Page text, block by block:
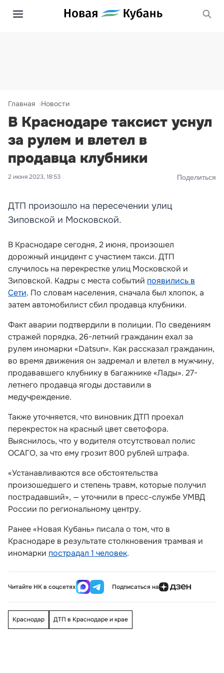
Главная Новости
В Краснодаре таксист уснул
за рулем и влетел в
продавца клубники
2 июня 2023, 18:53 Поделиться
ДТП произошло на пересечении улиц
Зиповской и Московской.
В Краснодаре сегодня, 2 июня, произошел
дорожный инцидент с участием такси. ДТП
случилось на перекрестке улиц Московской и
Зиповской. Кадры с места событий появились в
Сети. По словам населения, сначала был хлопок, а
затем автомобилист сбил продавца клубники.
Факт аварии подтвердили в полиции. По сведениям
стражей порядка, 26-летний гражданин ехал за
рулем иномарки «Datsun». Как рассказал гражданин,
во время движения он задремал и влетел в мужчину,
продававшего клубнику в багажнике «Лады». 27-
летнего продавца ягоды доставили в
медучреждение.
Также уточняется, что виновник ДТП проехал
перекресток на красный цвет светофора.
Выяснилось, что у водителя отсутствовал полис
ОСАГО, за что ему грозит 800 рублей штрафа.
«Устанавливаются все обстоятельства
произошедшего и степень травм, которые получил
пострадавший», — уточнили в пресс-службе УМВД
России по региональному центру.
Ранее «Новая Кубань» писала о том, что в
Краснодаре в результате столкновения трамвая и
иномарки пострадал 1 человек.
Читайте НК в соцсетях Подписаться на
Краснодар ДТП в Краснодаре и крае